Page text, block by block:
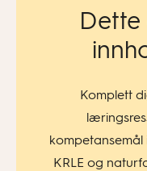
Komplett
kompetansemål
KRLE og